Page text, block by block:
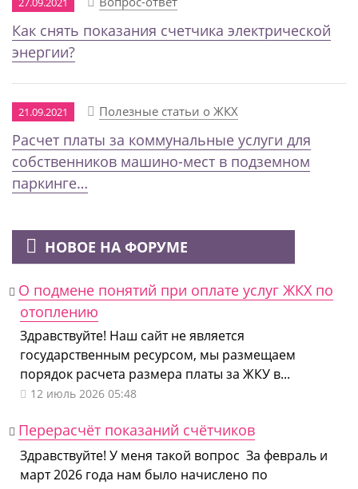
Как снять показания счетчика электрической
энергии?
21.09.2021 Полезные статьи о ЖКХ
Расчет платы за коммунальные услуги для
собственников машино-мест в подземном
паркинге…
НОВОЕ НА ФОРУМЕ
О подмене понятий при оплате услуг ЖКХ по
отоплению
Здравствуйте! Наш сайт не является
государственным ресурсом, мы размещаем
порядок расчета размера платы за ЖКУ в...
12 июль 2026 05:48
Перерасчёт показаний счётчиков
Здравствуйте! У меня такой вопрос За февраль и
март 2026 года нам было начислено по